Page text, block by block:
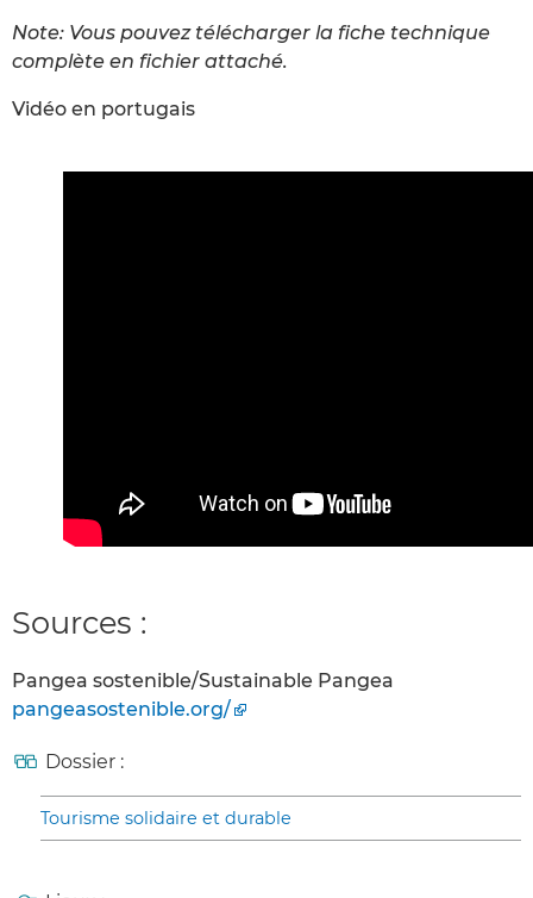
Note: Vous pouvez télécharger la fiche technique
complète en fichier attaché.
Vidéo en portugais
Sources :
Pangea sostenible/Sustainable Pangea
pangeasostenible.org/
Dossier :
Tourisme solidaire et durable